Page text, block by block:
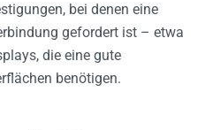
bei denen eine
gefordert ist – etwa
die eine gute
benötigen.